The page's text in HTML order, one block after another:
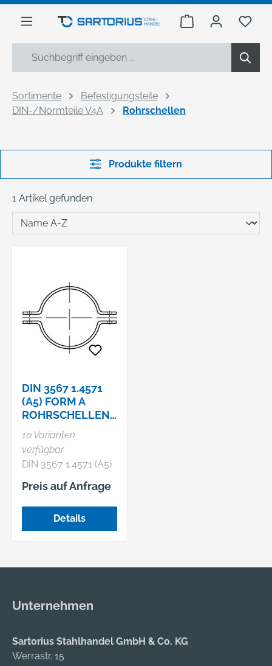
springen
Warenkorb Du
Sortimente
Befestigungsteile
DIN-/Normteile V4A
Rohrschellen
Produkte filtern
1 Artikel gefunden
DIN 3567 1.4571
(A5) FORM A
ROHRSCHELLEN,
GLEICHSCHENKE
LIG
10 Varianten
verfügbar
DIN 3567 1.4571 (A5)
Form A
Rohrschellen,
gleichschenkelig
Preis auf Anfrage
Details
Unternehmen
Sartorius Stahlhandel GmbH & Co. KG
Werrastr. 15